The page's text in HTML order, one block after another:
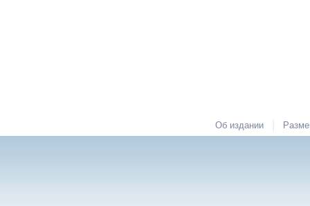
Об издании |